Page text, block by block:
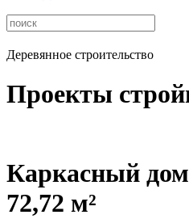
Деревянное строительство
Проекты
Каркасный
72,72 м²